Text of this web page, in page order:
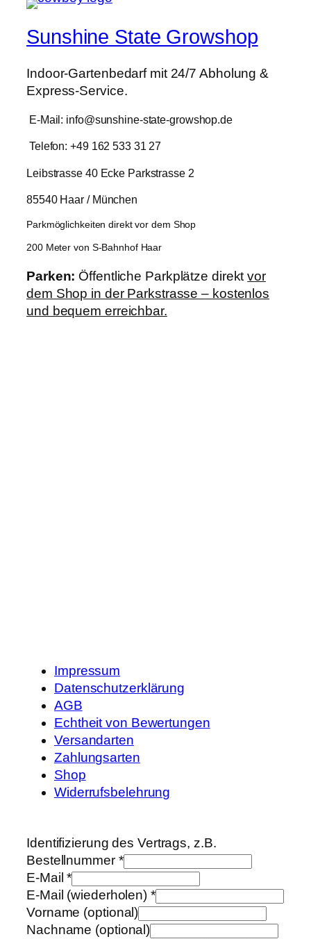
Sunshine State Growshop
Indoor-Gartenbedarf mit 24/7 Abholung &
Express-Service.
E-Mail: info@sunshine-state-growshop.de
Telefon: +49 162 533 31 27
Leibstrasse 40 Ecke Parkstrasse 2
85540 Haar / München
Parkmöglichkeiten direkt vor dem Shop
200 Meter von S-Bahnhof Haar
Parken: Öffentliche Parkplätze direktvor
dem Shop in der Parkstrasse – kostenlos
und bequem erreichbar.
Impressum
Datenschutzerklärung
AGB
Echtheit von Bewertungen
Versandarten
Zahlungsarten
Shop
Widerrufsbelehrung
Identifizierung des Vertrags, z.B.
Bestellnummer *
E-Mail*
E-Mail (wiederholen) *
Vorname (optional)
Nachname (optional)